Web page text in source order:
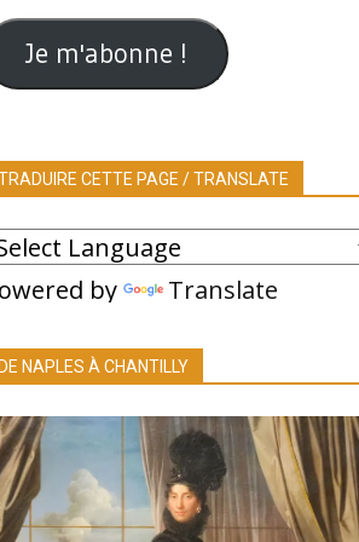
Je m'abonne !
CETTE PAGE / TRANSLATE
by Translate
NAPLES À CHANTILLY